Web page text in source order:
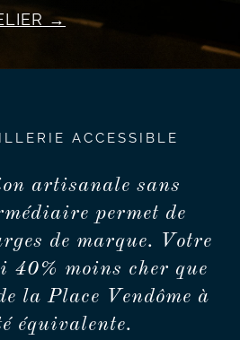
ACCESSIBLE
artisanale sans
permet de
de marque. Votre
40% moins cher que
la Place Vendôme à
équivalente.